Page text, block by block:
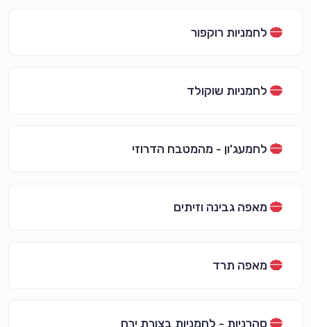
לחמניות רוקפור
לחמניות שוקולד
לחמעג'ון - מהמטבח הדרוזי
מאפה גבינה וזיתים
מאפה תרד
סהרניות - לחמניות בצורת ירח